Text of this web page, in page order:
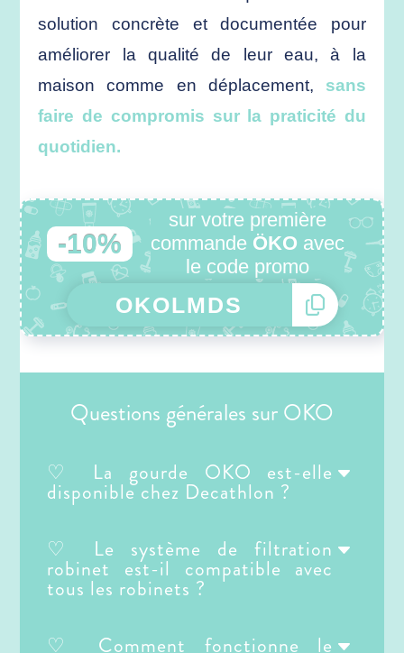
solution concrète et documentée pour
améliorer la qualité de leur eau, à la
maison comme en déplacement, sans
faire de compromis sur la praticité du
quotidien.
-10%
sur votre première
commande ÖKO avec
le code promo
Questions générales sur OKO
♡ La gourde OKO est-elle
disponible chez Decathlon ?
♡ Le système de filtration
robinet est-il compatible avec
tous les robinets ?
♡ Comment fonctionne le